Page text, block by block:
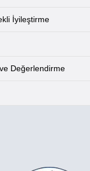
İyileştirme
Değerlendirme